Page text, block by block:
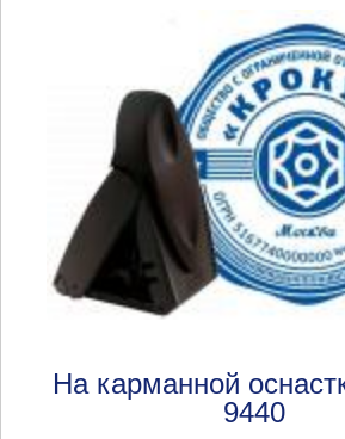
На карманной
9440